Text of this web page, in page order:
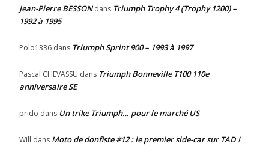
Jean-Pierre BESSONdans Triumph Trophy 4 (Trophy 1200) –
1992 à 1995
Polo1336 dans Triumph Sprint 900 – 1993 à 1997
Pascal CHEVASSU dans Triumph Bonneville T100 110e
anniversaire SE
prido dans Un trike Triumph… pour le marché US
Will dans Moto de donfiste #12 : le premier side-car sur TAD !